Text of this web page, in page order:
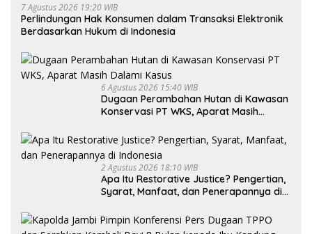
7 Agustus 2026 19:20 WIB
Perlindungan Hak Konsumen dalam Transaksi Elektronik
Berdasarkan Hukum di Indonesia
6 Agustus 2026 15:40 WIB
Dugaan Perambahan Hutan di Kawasan
Konservasi PT WKS, Aparat Masih
2 Agustus 2026 18:10 WIB
Apa Itu Restorative Justice? Pengertian,
Syarat, Manfaat, dan Penerapannya di